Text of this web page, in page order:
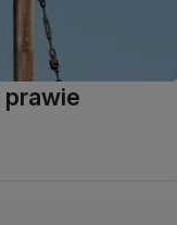
prawie